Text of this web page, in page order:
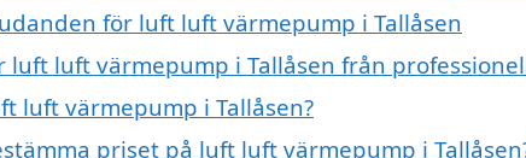
för luft luft värmepump i Tallåsen
luft luft värmepump i Tallåsen från
luft värmepump i Tallåsen?
priset på luft luft värmepump i